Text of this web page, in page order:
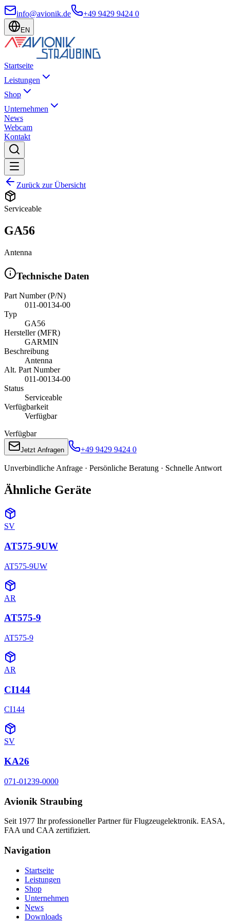
info@avionik.de +49 9429 9424 0
EN
Startseite
Leistungen
Shop
Unternehmen
News
Webcam
Kontakt
Zurück zur Übersicht
Serviceable
GA56
Antenna
Technische Daten
Part Number (P/N)
011-00134-00
Typ
GA56
Hersteller (MFR)
GARMIN
Beschreibung
Antenna
Alt. Part Number
011-00134-00
Status
Serviceable
Verfügbarkeit
Verfügbar
Verfügbar
Jetzt Anfragen +49 9429 9424 0
Unverbindliche Anfrage · Persönliche Beratung · Schnelle Antwort
Ähnliche Geräte
SV
AT575-9UW
AT575-9UW
AR
AT575-9
AT575-9
AR
CI144
CI144
SV
KA26
071-01239-0000
Avionik Straubing
Seit 1977 Ihr professioneller Partner für Flugzeugelektronik. EASA,
FAA und CAA zertifiziert.
Navigation
Startseite
Leistungen
Shop
Unternehmen
News
Downloads